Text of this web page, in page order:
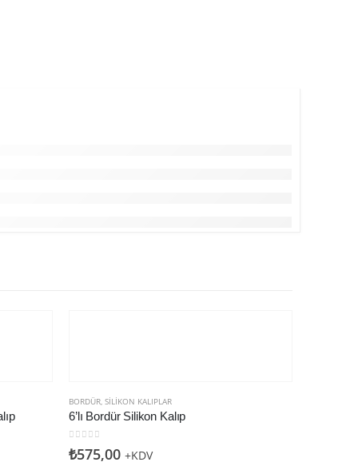
BORDÜR, SILIKON KALIPLAR
6’lı Bordür Silikon Kalıp
05 üzerinden
₺575,00 +KDV